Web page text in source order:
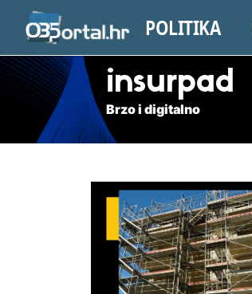
POLITIKA
insurpad
Brzo i digitalno